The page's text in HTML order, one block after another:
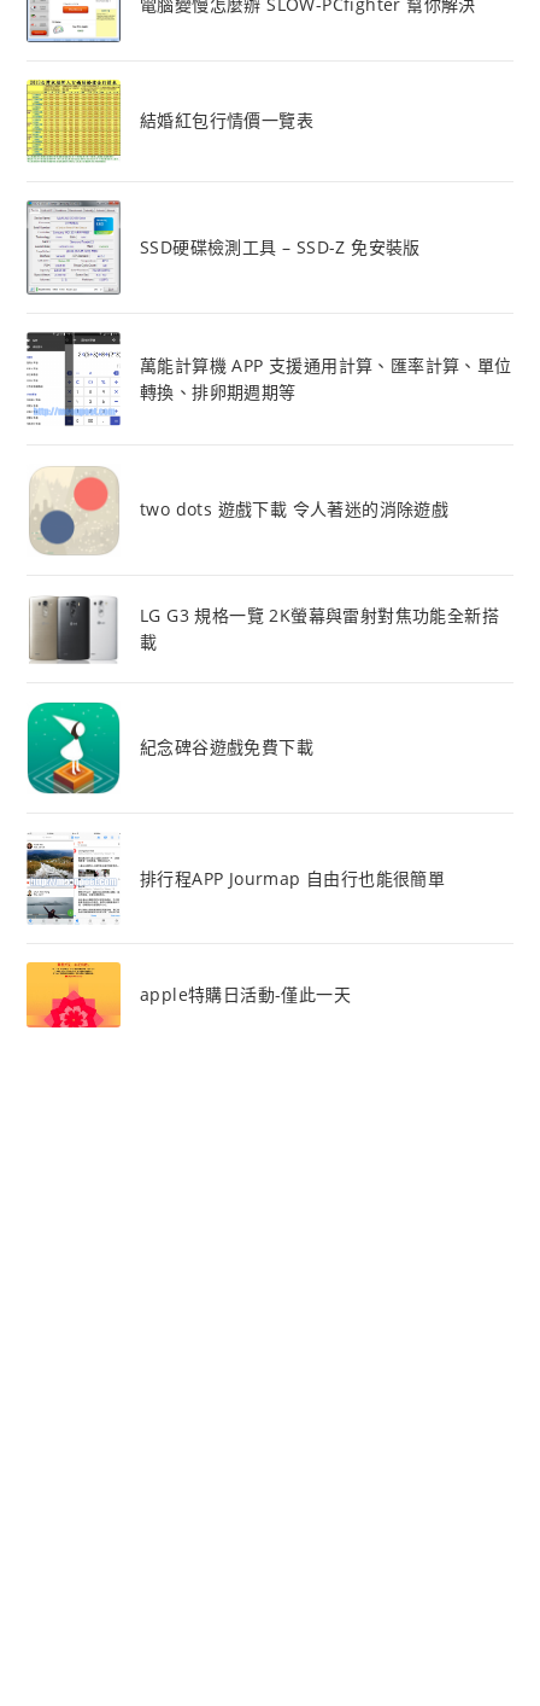
電腦變慢怎麼辦 SLOW-PCfighter 幫你解決
結婚紅包行情價一覽表
SSD硬碟檢測工具 – SSD-Z 免安裝版
萬能計算機 APP 支援通用計算、匯率計算、單位
轉換、排卵期週期等
two dots 遊戲下載 令人著迷的消除遊戲
LG G3 規格一覽 2K螢幕與雷射對焦功能全新搭
載
紀念碑谷遊戲免費下載
排行程APP Jourmap 自由行也能很簡單
apple特購日活動-僅此一天